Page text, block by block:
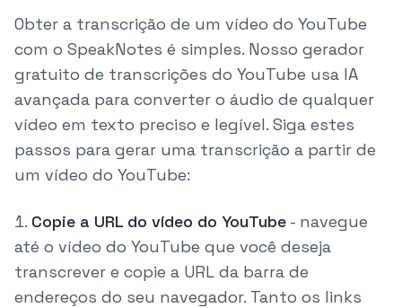
Obter a transcrição de um vídeo do YouTube
com o SpeakNotes é simples. Nosso gerador
gratuito de transcrições do YouTube usa IA
avançada para converter o áudio de qualquer
vídeo em texto preciso e legível. Siga estes
passos para gerar uma transcrição a partir de
um vídeo do YouTube:
Copie a URL do vídeo do YouTube - navegue
até o vídeo do YouTube que você deseja
transcrever e copie a URL da barra de
endereços do seu navegador. Tanto os links